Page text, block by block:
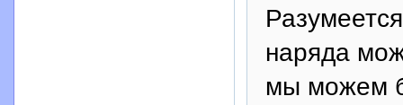
наряда
мы можем